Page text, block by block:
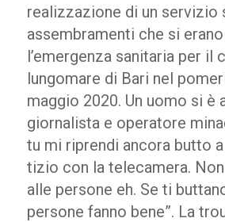
realizzazione di un servizio
assembramenti che si
l’emergenza sanitaria per il
lungomare di Bari nel
maggio 2020. Un uomo si è
giornalista e operatore
tu mi riprendi ancora butto
tizio con la telecamera.
alle persone eh. Se ti
persone fanno bene”. La